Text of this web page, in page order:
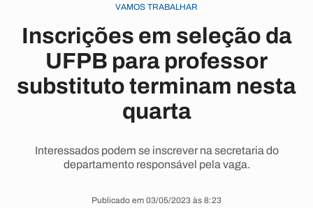
VAMOS TRABALHAR
Inscrições em seleção da
UFPB para professor
substituto terminam nesta
quarta
Interessados podem se inscrever na secretaria do
departamento responsável pela vaga.
Publicado em 03/05/2023 às 8:23